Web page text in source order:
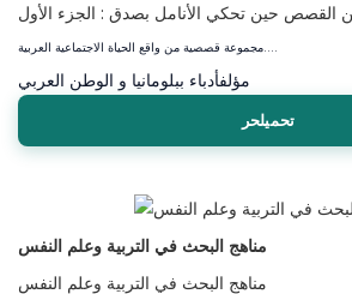
القصص حين تحكي الأنامل بصدق : الجزء الأول
مؤلفأدباء ببلومانيا و الوطن العربي
تحميلحر
مناهج البحث في التربية وعلم النفس
مناهج البحث في التربية وعلم النفس